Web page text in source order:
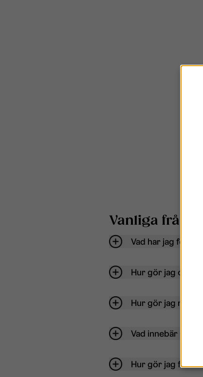
Vanliga
Vad har jag för
Hur gör jag om
Hur gör jag när
Vad innebär
Hur gör jag för